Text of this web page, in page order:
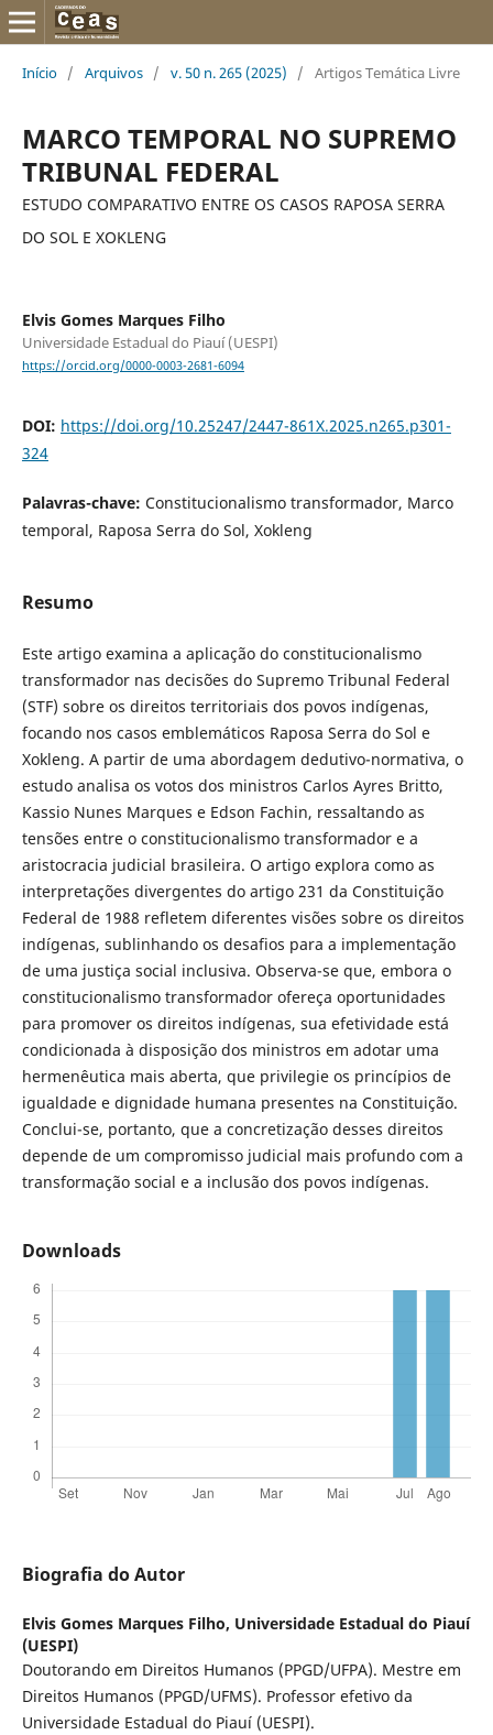
Início / Arquivos / v. 50 n. 265 (2025) / Artigos Temática Livre
MARCO TEMPORAL NO SUPREMO
TRIBUNAL FEDERAL
ESTUDO COMPARATIVO ENTRE OS CASOS RAPOSA SERRA
DO SOL E XOKLENG
Elvis Gomes Marques Filho
Universidade Estadual do Piauí (UESPI)
https://orcid.org/0000-0003-2681-6094
DOI: https://doi.org/10.25247/2447-861X.2025.n265.p301-
324
Palavras-chave: Constitucionalismo transformador, Marco
temporal, Raposa Serra do Sol, Xokleng
Resumo
Este artigo examina a aplicação do constitucionalismo
transformador nas decisões do Supremo Tribunal Federal
(STF) sobre os direitos territoriais dos povos indígenas,
focando nos casos emblemáticos Raposa Serra do Sol e
Xokleng. A partir de uma abordagem dedutivo-normativa, o
estudo analisa os votos dos ministros Carlos Ayres Britto,
Kassio Nunes Marques e Edson Fachin, ressaltando as
tensões entre o constitucionalismo transformador e a
aristocracia judicial brasileira. O artigo explora como as
interpretações divergentes do artigo 231 da Constituição
Federal de 1988 refletem diferentes visões sobre os direitos
indígenas, sublinhando os desafios para a implementação
de uma justiça social inclusiva. Observa-se que, embora o
constitucionalismo transformador ofereça oportunidades
para promover os direitos indígenas, sua efetividade está
condicionada à disposição dos ministros em adotar uma
hermenêutica mais aberta, que privilegie os princípios de
igualdade e dignidade humana presentes na Constituição.
Conclui-se, portanto, que a concretização desses direitos
depende de um compromisso judicial mais profundo com a
transformação social e a inclusão dos povos indígenas.
Downloads
Biografia do Autor
Elvis Gomes Marques Filho, Universidade Estadual do Piauí
(UESPI)
Doutorando em Direitos Humanos (PPGD/UFPA). Mestre em
Direitos Humanos (PPGD/UFMS). Professor efetivo da
Universidade Estadual do Piauí (UESPI).